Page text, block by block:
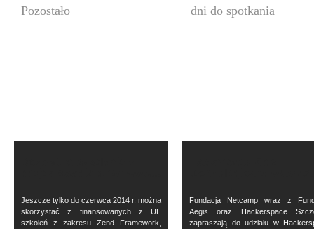
Pozostało dni do spotkania
Jeszcze tylko do czerwca 2014 r. można
skorzystać z finansowanych z UE
szkoleń z zakresu Zend Framework,
Fundacja Netcamp wraz z
Aegis oraz Hackerspace
zapraszają do udziału w